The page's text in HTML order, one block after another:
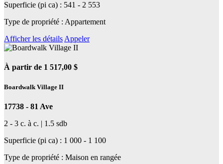
Superficie (pi ca) : 541 - 2 553
Type de propriété : Appartement
Afficher les détails Appeler
À partir de 1 517,00 $
Boardwalk Village II
17738 - 81 Ave
2 - 3 c. à c. | 1.5 sdb
Superficie (pi ca) : 1 000 - 1 100
Type de propriété : Maison en rangée